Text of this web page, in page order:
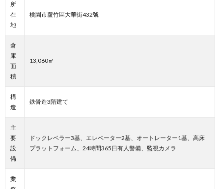
所
在
地
桃園市蘆竹區大華街432號
倉
庫
面
積
13,060㎡
構
造
鉄骨造3階建て
主
要
設
備
ドックレベラー3基、エレベーター2基、オートレーター1基、高床
プラットフォーム、24時間365日有人警備、監視カメラ
業